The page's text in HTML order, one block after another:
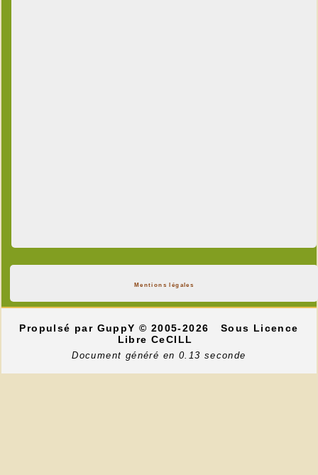
Mentions légales
Propulsé par GuppY© 2005-2026
Sous Licence
Libre CeCILL
Document généré en 0.13 seconde